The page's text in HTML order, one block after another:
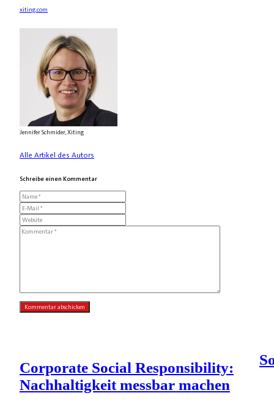
xiting.com
Jennifer Schmider, Xiting
Alle Artikel des Autors
Schreibe einen Kommentar
Corporate Social Responsibility:
Nachhaltigkeit messbar machen